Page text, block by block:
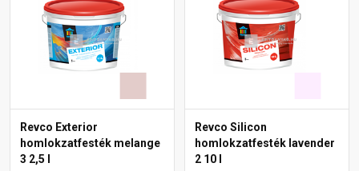
Revco Exterior
homlokzatfesték melange
3 2,5 l
Revco Silicon
homlokzatfesték lavender
2 10 l